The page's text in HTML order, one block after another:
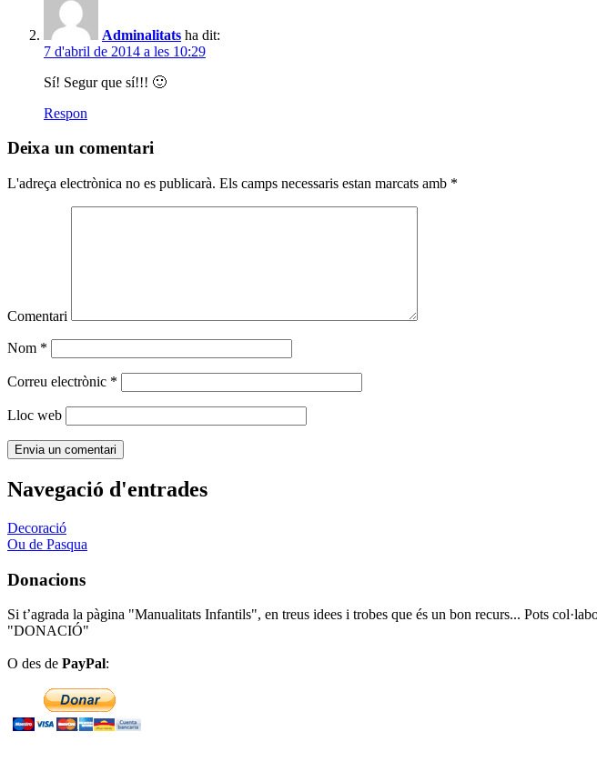
Adminalitats ha dit:
7 d'abril de 2014 a les 10:29
Sí! Segur que sí!!! 🙂
Respon
Deixa un comentari
L'adreça electrònica no es publicarà. Els camps necessaris estan marcats amb *
Comentari
Nom *
Correu electrònic *
Lloc web
Navegació d'entrades
Decoració
Ou de Pasqua
Donacions
Si t’agrada la pàgina "Manualitats Infantils", en treus idees i trobes que és un bon recurs... Pots
"DONACIÓ"
O des de PayPal: